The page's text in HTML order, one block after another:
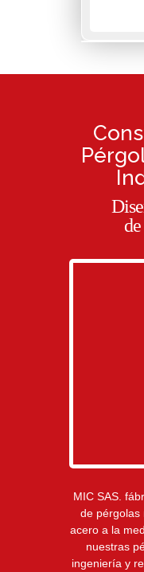
MIC SAS.
de pérgolas
acero a la
nuestras
ingeniería y